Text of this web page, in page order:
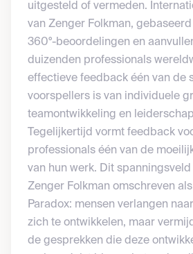
uitgesteld of vermeden.
van Zenger Folkman,
360°-beoordelingen en
duizenden professionals
effectieve feedback één van de
voorspellers is van individuele
teamontwikkeling en
Tegelijkertijd vormt feedback
professionals één van de
van hun werk. Dit
Zenger Folkman omschreven
Paradox: mensen verlangen
zich te ontwikkelen, maar
de gesprekken die deze